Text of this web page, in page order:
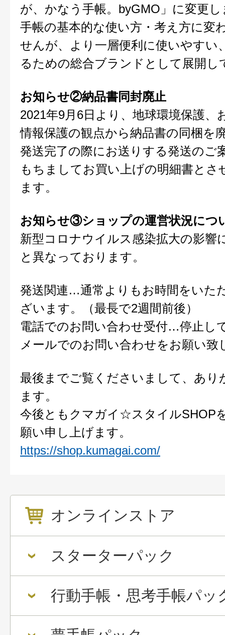
オンラインストア
スターターパック
行動手帳・思考手帳パッ
が、かなう手帳。byGMO」に変更
手帳の基本的な使い方・考え方に変
せんが、より一層便利に使いやすい
るための総合ブランドとして展開し
お知らせ②納品書同封廃止
2021年9月6日より、地球環境保護、
情報保護の観点から納品書の同梱を
発送完了の際にお送りする発送のご
もちましてお買い上げの明細書とさ
ます。
お知らせ③ショップの運営状況につ
新型コロナウイルス感染拡大の影響
と異なっております。
発送関連…通常よりもお時間をいた
ざいます。（最長で2週間前後）
電話でのお問い合わせ受付…停止し
メールでのお問い合わせをお願い致
最後までご覧くださいまして、あり
ます。
今後ともクマガイ☆スタイルSHOP
願い申し上げます。
https://shop.kumagai.com/